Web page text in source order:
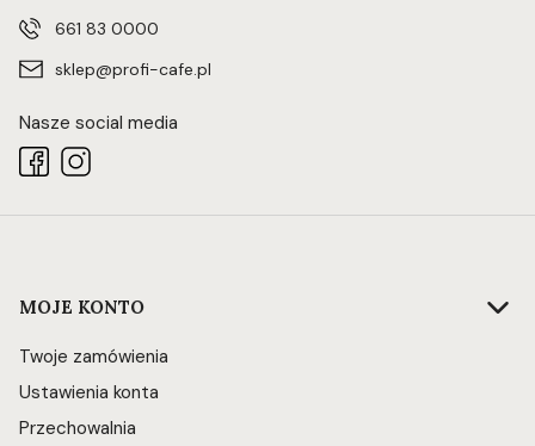
661 83 0000
sklep@profi-cafe.pl
Nasze social media
Linki w stopce
MOJE KONTO
Twoje zamówienia
Ustawienia konta
Przechowalnia